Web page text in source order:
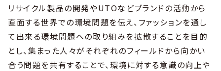
リサイクル製品の開発やUTOなどブランドの活動から
直面する世界での環境問題を伝え、ファッションを通し
て出来る環境問題への取り組みを拡散することを目的
とし、集まった人々がそれぞれのフィールドから向かい
合う問題を共有することで、環境に対する意識の向上や